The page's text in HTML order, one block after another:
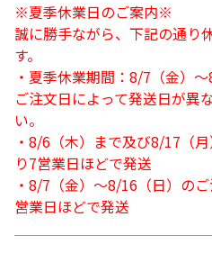
※夏季休業日のご案内※
誠に勝手ながら、下記の通り
す。
・夏季休業期間：8/7（金）～
ご注文日によって発送日が異
い。
・8/6（木）まで及び8/17（
り7営業日ほどで発送
・8/7（金）～8/16（日）の
営業日ほどで発送